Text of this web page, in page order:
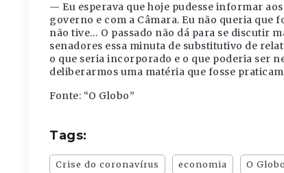
— Eu esperava que hoje pudesse informar
governo e com a Câmara. Eu não queria
não tive… O passado não dá para se discutir
senadores essa minuta de substitutivo de
o que seria incorporado e o que poderia ser
deliberarmos uma matéria que fosse
Fonte: “O Globo”
Tags:
Crise do coronavírus economia O Globo